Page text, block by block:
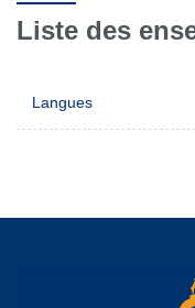
Liste des
Langues